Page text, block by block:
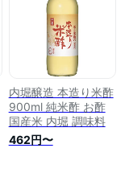
内堀醸造 本造り米酢
900ml 純米酢 お酢
国産米 内堀 調味料
462円〜